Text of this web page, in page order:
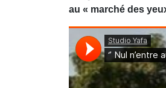
au « marché des